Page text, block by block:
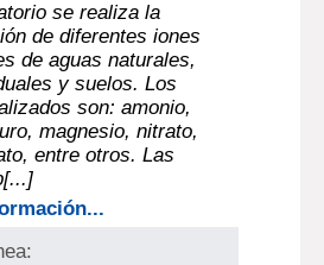
se realiza la
de diferentes iones
de aguas naturales,
y suelos. Los
son: amonio,
magnesio, nitrato,
entre otros. Las